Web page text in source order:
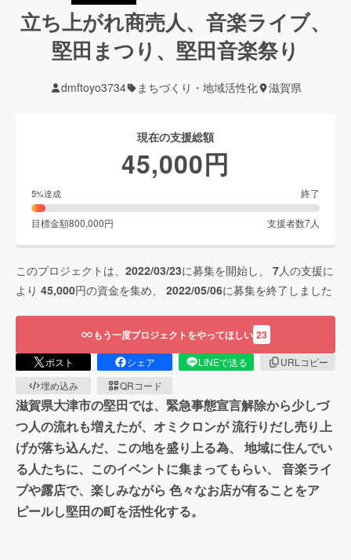
立ち上がれ商売人、音楽ライブ、
堅田まつり、堅田音楽祭り
dmftoyo3734 まちづくり・地域活性化 滋賀県
現在の支援総額
45,000円
5%達成 終了
目標金額800,000円 支援者数7人
このプロジェクトは、 2022/03/23に募集を開始し、 7人の支援に
より 45,000円の資金を集め、 2022/05/06に募集を終了しました
もう一度プロジェクトをやってほしい 23
ポスト シェア LINEで送る
URLコピー
埋め込み
QRコード
滋賀県大津市の堅田では、緊急事態宣言解除から少しづ
つ人の流れも増えたが、オミクロンが 流行りだし売り上
げが落ち込んだ、この地を盛り上る為、 地域に住んでい
る人たちに、このイベントに集まってもらい、 音楽ライ
ブや露店で、楽しみながら 色々なお店が有ることをア
ピールし堅田の町を活性化する。